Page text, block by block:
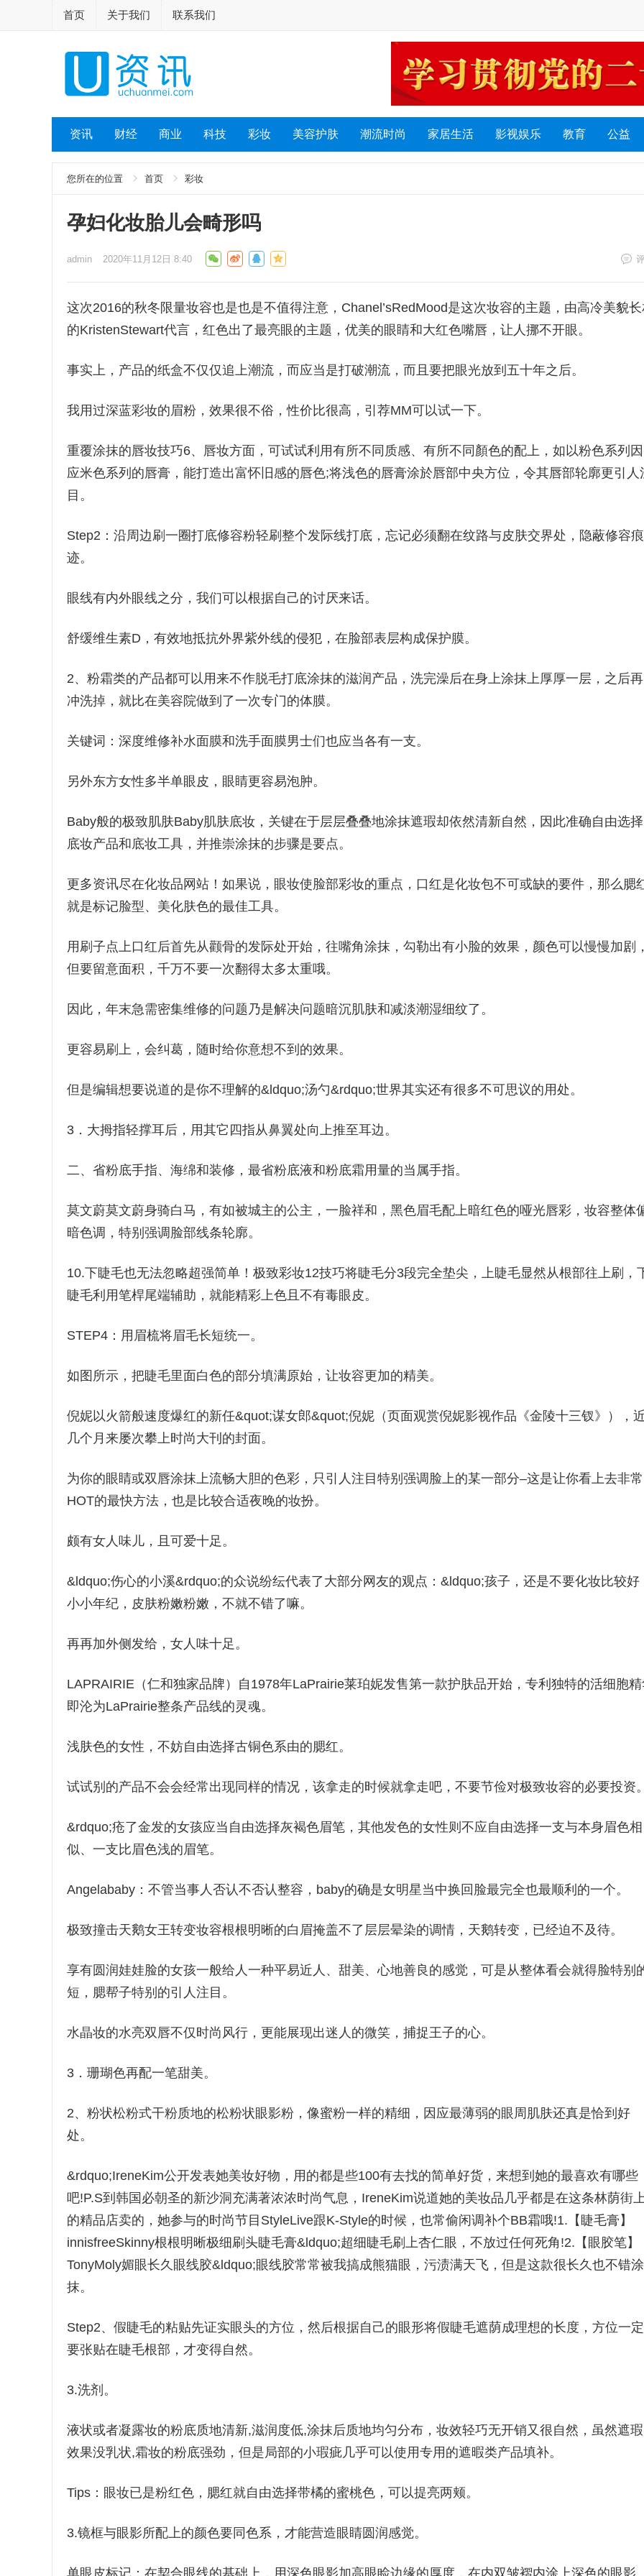
首页 关于我们 联系我们
资讯 财经 商业 科技 彩妆 美容护肤 潮流时尚 家居生活 影视娱乐 教育 公益
您所在的位置 首页 彩妆
孕妇化妆胎儿会畸形吗
admin 2020年11月12日 8:40
这次2016的秋冬限量妆容也是也是不值得注意，Chanel’sRedMood是这次妆容的主题，由高冷美貌
的KristenStewart代言，红色出了最亮眼的主题，优美的眼睛和大红色嘴唇，让人挪不开眼。
事实上，产品的纸盒不仅仅追上潮流，而应当是打破潮流，而且要把眼光放到五十年之后。
我用过深蓝彩妆的眉粉，效果很不俗，性价比很高，引荐MM可以试一下。
重覆涂抹的唇妆技巧6、唇妆方面，可试试利用有所不同质感、有所不同顏色的配上，如以粉色系列因
应米色系列的唇膏，能打造出富怀旧感的唇色;将浅色的唇膏涂於唇部中央方位，令其唇部轮廓更引人
目。
Step2：沿周边刷一圈打底修容粉轻刷整个发际线打底，忘记必须翻在纹路与皮肤交界处，隐蔽修容痕
迹。
眼线有内外眼线之分，我们可以根据自己的讨厌来话。
舒缓维生素D，有效地抵抗外界紫外线的侵犯，在脸部表层构成保护膜。
2、粉霜类的产品都可以用来不作脱毛打底涂抹的滋润产品，洗完澡后在身上涂抹上厚厚一层，之后再
冲洗掉，就比在美容院做到了一次专门的体膜。
关键词：深度维修补水面膜和洗手面膜男士们也应当各有一支。
另外东方女性多半单眼皮，眼睛更容易泡肿。
Baby般的极致肌肤Baby肌肤底妆，关键在于层层叠叠地涂抹遮瑕却依然清新自然，因此准确自由选择
底妆产品和底妆工具，并推崇涂抹的步骤是要点。
更多资讯尽在化妆品网站！如果说，眼妆使脸部彩妆的重点，口红是化妆包不可或缺的要件，那么腮
就是标记脸型、美化肤色的最佳工具。
用刷子点上口红后首先从颧骨的发际处开始，往嘴角涂抹，勾勒出有小脸的效果，颜色可以慢慢加剧
但要留意面积，千万不要一次翻得太多太重哦。
因此，年末急需密集维修的问题乃是解决问题暗沉肌肤和减淡潮湿细纹了。
更容易刷上，会纠葛，随时给你意想不到的效果。
但是编辑想要说道的是你不理解的&ldquo;汤勺&rdquo;世界其实还有很多不可思议的用处。
3．大拇指轻撑耳后，用其它四指从鼻翼处向上推至耳边。
二、省粉底手指、海绵和装修，最省粉底液和粉底霜用量的当属手指。
莫文蔚莫文蔚身骑白马，有如被城主的公主，一脸祥和，黑色眉毛配上暗红色的哑光唇彩，妆容整体
暗色调，特别强调脸部线条轮廓。
10.下睫毛也无法忽略超强简单！极致彩妆12技巧将睫毛分3段完全垫尖，上睫毛显然从根部往上刷，
睫毛利用笔桿尾端辅助，就能精彩上色且不有毒眼皮。
STEP4：用眉梳将眉毛长短统一。
如图所示，把睫毛里面白色的部分填满原始，让妆容更加的精美。
倪妮以火箭般速度爆红的新任&quot;谋女郎&quot;倪妮（页面观赏倪妮影视作品《金陵十三钗》），
几个月来屡次攀上时尚大刊的封面。
为你的眼睛或双唇涂抹上流畅大胆的色彩，只引人注目特别强调脸上的某一部分–这是让你看上去非常
HOT的最快方法，也是比较合适夜晚的妆扮。
颇有女人味儿，且可爱十足。
&ldquo;伤心的小溪&rdquo;的众说纷纭代表了大部分网友的观点：&ldquo;孩子，还是不要化妆比较好
小小年纪，皮肤粉嫩粉嫩，不就不错了嘛。
再再加外侧发给，女人味十足。
LAPRAIRIE（仁和独家品牌）自1978年LaPrairie莱珀妮发售第一款护肤品开始，专利独特的活细胞
即沦为LaPrairie整条产品线的灵魂。
浅肤色的女性，不妨自由选择古铜色系由的腮红。
试试别的产品不会会经常出现同样的情况，该拿走的时候就拿走吧，不要节俭对极致妆容的必要投资
&rdquo;疮了金发的女孩应当自由选择灰褐色眉笔，其他发色的女性则不应自由选择一支与本身眉色相
似、一支比眉色浅的眉笔。
Angelababy：不管当事人否认不否认整容，baby的确是女明星当中换回脸最完全也最顺利的一个。
极致撞击天鹅女王转变妆容根根明晰的白眉掩盖不了层层晕染的调情，天鹅转变，已经迫不及待。
享有圆润娃娃脸的女孩一般给人一种平易近人、甜美、心地善良的感觉，可是从整体看会就得脸特别
短，腮帮子特别的引人注目。
水晶妆的水亮双唇不仅时尚风行，更能展现出迷人的微笑，捕捉王子的心。
3．珊瑚色再配一笔甜美。
2、粉状松粉式干粉质地的松粉状眼影粉，像蜜粉一样的精细，因应最薄弱的眼周肌肤还真是恰到好
处。
&rdquo;IreneKim公开发表她美妆好物，用的都是些100有去找的简单好货，来想到她的最喜欢有哪些
吧!P.S到韩国必朝圣的新沙洞充满著浓浓时尚气息，IreneKim说道她的美妆品几乎都是在这条林荫街
的精品店卖的，她参与的时尚节目StyleLive跟K-Style的时候，也常偷闲调补个BB霜哦!1.【睫毛膏】
innisfreeSkinny根根明晰极细刷头睫毛膏&ldquo;超细睫毛刷上杏仁眼，不放过任何死角!2.【眼胶笔】
TonyMoly媚眼长久眼线胶&ldquo;眼线胶常常被我搞成熊猫眼，污渍满天飞，但是这款很长久也不错涂
抹。
Step2、假睫毛的粘贴先证实眼头的方位，然后根据自己的眼形将假睫毛遮荫成理想的长度，方位一定
要张贴在睫毛根部，才变得自然。
3.洗剂。
液状或者凝露妆的粉底质地清新,滋润度低,涂抹后质地均匀分布，妆效轻巧无开销又很自然，虽然遮瑕
效果没乳状,霜妆的粉底强劲，但是局部的小瑕疵几乎可以使用专用的遮暇类产品填补。
Tips：眼妆已是粉红色，腮红就自由选择带橘的蜜桃色，可以提亮两颊。
3.镜框与眼影所配上的颜色要同色系，才能营造眼睛圆润感觉。
单眼皮标记：在契合眼线的基础上，用深色眼影加高眼睑边缘的厚度，在内双皱褶内涂上深色的眼影